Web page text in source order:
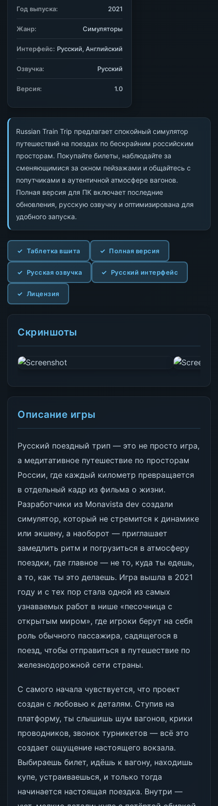
Russian Train Trip предлагает спокойный симулятор
путешествий на поездах по бескрайним российским
просторам. Покупайте билеты, наблюдайте за
сменяющимися за окном пейзажами и общайтесь с
попутчиками в аутентичной атмосфере вагонов.
Полная версия для ПК включает последние
обновления, русскую озвучку и оптимизирована для
удобного запуска.
Таблетка вшита Полная версия
Русская озвучка Русский интерфейс
Лицензия
Скриншоты
Описание игры
Русский поездный трип — это не просто игра,
а медитативное путешествие по просторам
России, где каждый километр превращается
в отдельный кадр из фильма о жизни.
Разработчики из Monavista dev создали
симулятор, который не стремится к динамике
или экшену, а наоборот — приглашает
замедлить ритм и погрузиться в атмосферу
поездки, где главное — не то, куда ты едешь,
а то, как ты это делаешь. Игра вышла в 2021
году и с тех пор стала одной из самых
узнаваемых работ в нише «песочница с
открытым миром», где игроки берут на себя
роль обычного пассажира, садящегося в
поезд, чтобы отправиться в путешествие по
железнодорожной сети страны.
С самого начала чувствуется, что проект
создан с любовью к деталям. Ступив на
платформу, ты слышишь шум вагонов, крики
проводников, звонок турникетов — всё это
создает ощущение настоящего вокзала.
Выбираешь билет, идёшь к вагону, находишь
купе, устраиваешься, и только тогда
начинается настоящая поездка. Внутри —
Год выпуска: 2021
Жанр: Симуляторы
Интерфейс: Русский, Английский
Озвучка: Русский
Версия: 1.0